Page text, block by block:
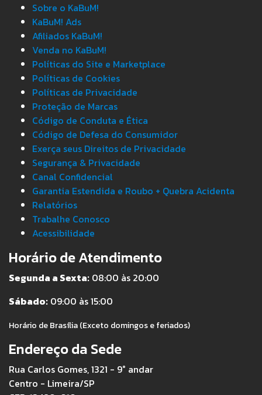
Sobre o KaBuM!
KaBuM! Ads
Afiliados KaBuM!
Venda no KaBuM!
Políticas do Site e Marketplace
Políticas de Cookies
Políticas de Privacidade
Proteção de Marcas
Código de Conduta e Ética
Código de Defesa do Consumidor
Exerça seus Direitos de Privacidade
Segurança & Privacidade
Canal Confidencial
Garantia Estendida e Roubo + Quebra Acidenta
Relatórios
Trabalhe Conosco
Acessibilidade
Horário de Atendimento
Segunda a Sexta: 08:00 às 20:00
Sábado: 09:00 às 15:00
Horário de Brasília (Exceto domingos e feriados)
Endereço da Sede
Rua Carlos Gomes, 1321 - 9° andar
Centro - Limeira/SP